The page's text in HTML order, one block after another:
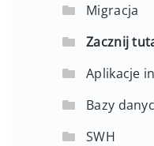
Migracja
Zacznij
Aplikacje
Bazy
SWH